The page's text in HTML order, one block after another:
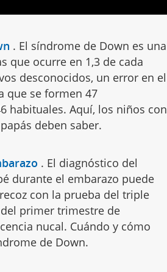
. El síndrome de Down es una
que ocurre en 1,3 de cada
desconocidos, un error en el
que se formen 47
habituales. Aquí, los niños con
deben saber.
. El diagnóstico del
durante el embarazo puede
con la prueba del triple
primer trimestre de
nucal. Cuándo y cómo
de Down.